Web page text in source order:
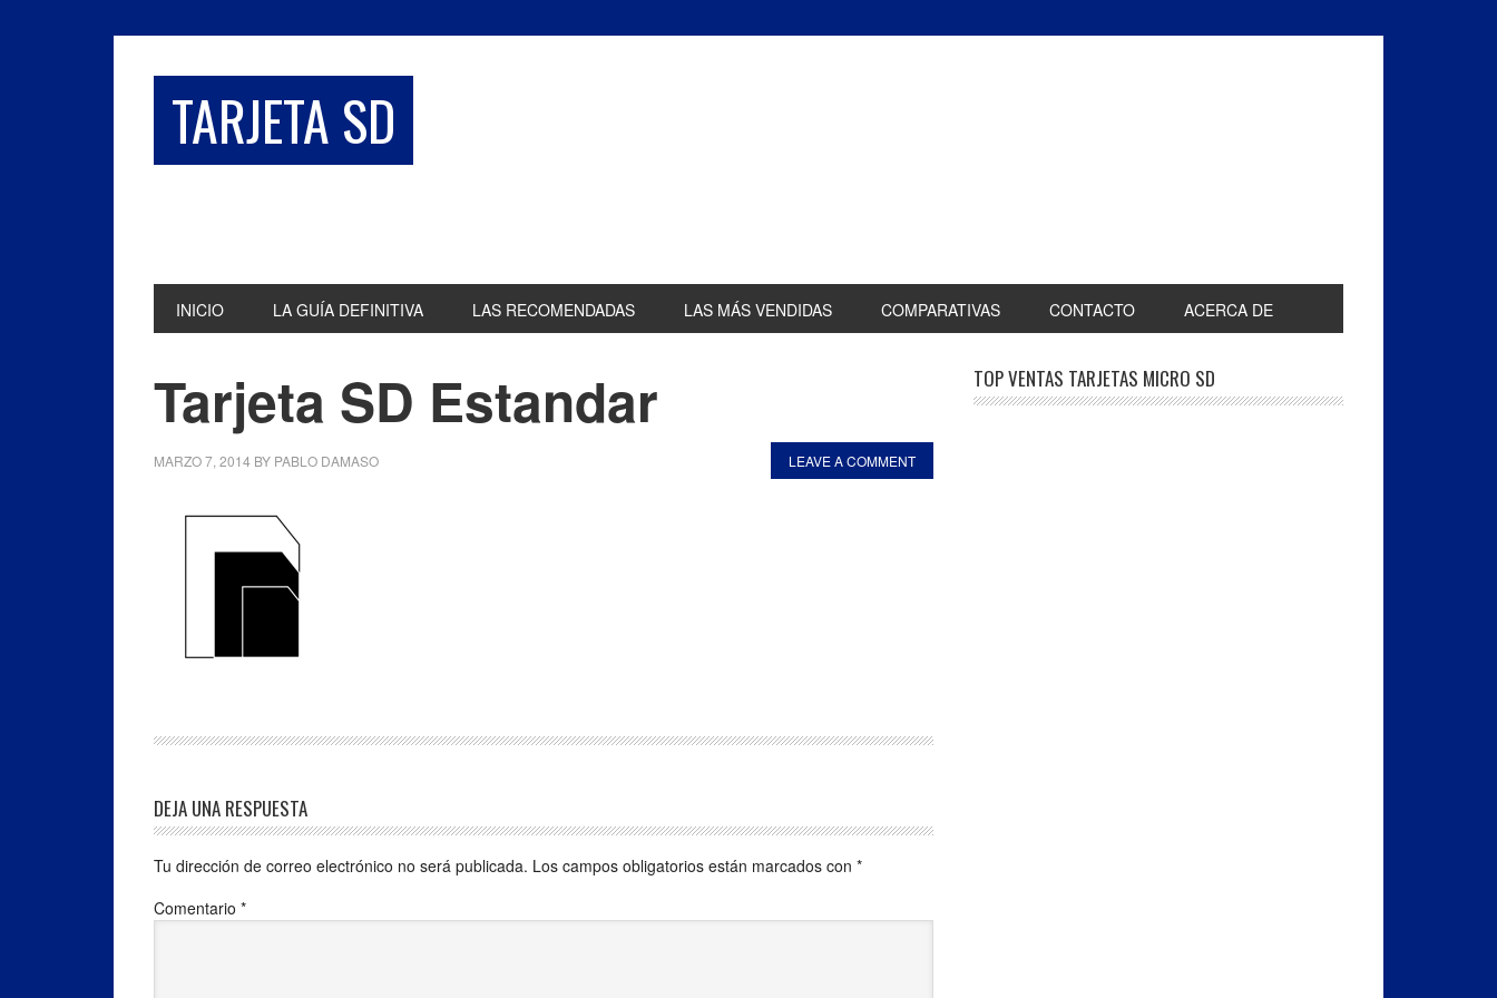
TARJETA SD
INICIO LA GUÍA DEFINITIVA LAS RECOMENDADAS LAS MÁS VENDIDAS COMPARATIVAS CONTACTO ACERCA DE
Tarjeta SD Estandar
MARZO 7, 2014 BY PABLO DAMASO LEAVE A COMMENT
DEJA UNA RESPUESTA
Tu dirección de correo electrónico no será publicada. Los campos obligatorios están marcados con *
Comentario *
TOP VENTAS TARJETAS MICRO SD